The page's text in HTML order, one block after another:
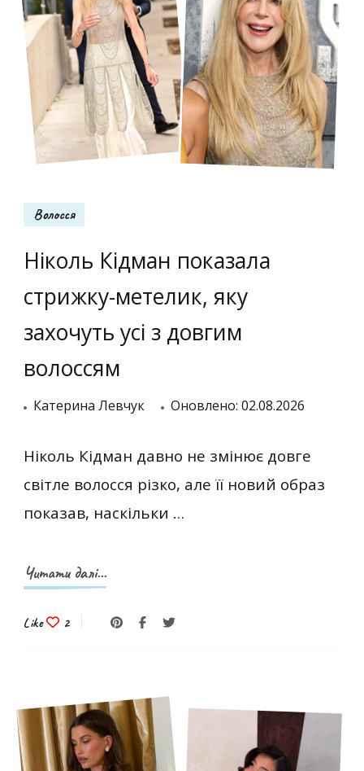
Волосся
Ніколь Кідман показала
стрижку-метелик, яку
захочуть усі з довгим
волоссям
Катерина Левчук Оновлено: 02.08.2026
Ніколь Кідман давно не змінює довге
світле волосся різко, але її новий образ
показав, наскільки …
Читати далі...
Like 2